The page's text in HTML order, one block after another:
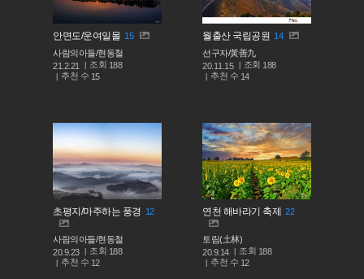
안면도/운여일몰 15
사람의아들/현동철
21.2.21
조회 188
추천 수 15
월출산 국립공원 14
선구자/黃善九
20.11.15
조회 188
추천 수 14
초평지/마주하는 풍경 12
사람의아들/현동철
20.9.23
조회 188
추천 수 12
연천 해바라기 축제 22
토림(土林)
20.9.14
조회 188
추천 수 12